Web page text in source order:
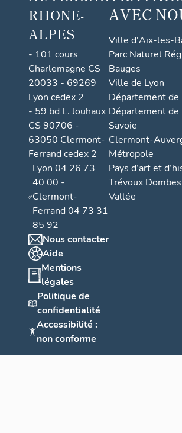
RHONE-
ALPES
- 101 cours
Charlemagne CS
20033 - 69269
Lyon cedex 2
- 59 bd L. Jouhaux
CS 90706 -
63050 Clermont-
Ferrand cedex 2
Lyon 04 26 73
40 00 -
Clermont-
Ferrand 04 73 31
85 92
Nous contacter
Aide
Mentions
légales
Politique de
confidentialité
Accessibilité :
non conforme
AVEC
Ville d'Aix-les-
Parc Naturel
Bauges
Ville de Lyon
Département de
Département de
Savoie
Clermont-
Métropole
Pays d’art et
Trévoux
Vallée